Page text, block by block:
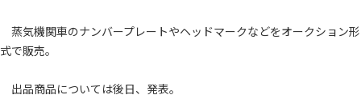
蒸気機関車のナンバープレートやヘッドマークなどをオークション形
式で販売。
出品商品については後日、発表。